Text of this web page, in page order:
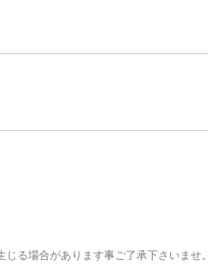
る場合があります事ご了承下さいませ。